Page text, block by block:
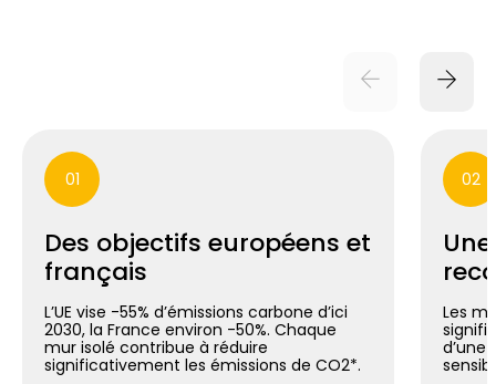
01
Des objectifs européens et
français
L’UE vise -55% d’émissions carbone d’ici
2030, la France environ -50%. Chaque
mur isolé contribue à réduire
significativement les émissions de CO2*.
02
Les
d’une